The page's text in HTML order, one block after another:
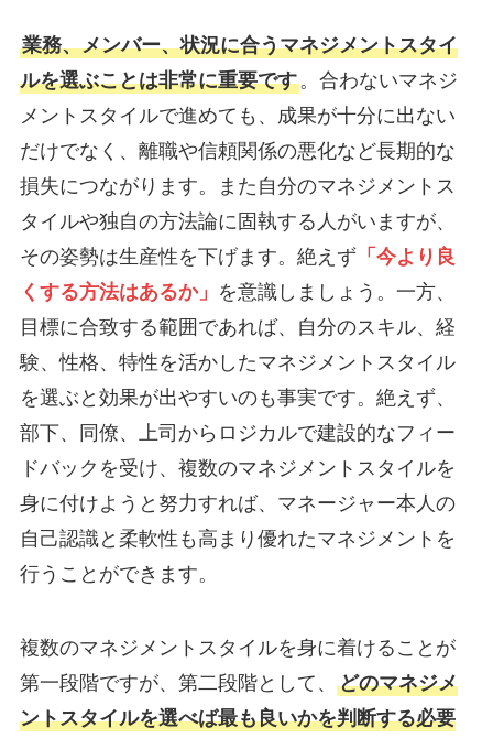
業務、メンバー、状況に合うマネジメントスタイ
ルを選ぶことは非常に重要です。合わないマネジ
メントスタイルで進めても、成果が十分に出ない
だけでなく、離職や信頼関係の悪化など長期的な
損失につながります。また自分のマネジメントス
タイルや独自の方法論に固執する人がいますが、
その姿勢は生産性を下げます。絶えず「今より良
くする方法はあるか」 を意識しましょう。一方、
目標に合致する範囲であれば、自分のスキル、経
験、性格、特性を活かしたマネジメントスタイル
を選ぶと効果が出やすいのも事実です。絶えず、
部下、同僚、上司からロジカルで建設的なフィー
ドバックを受け、複数のマネジメントスタイルを
身に付けようと努力すれば、マネージャー本人の
自己認識と柔軟性も高まり優れたマネジメントを
行うことができます。
複数のマネジメントスタイルを身に着けることが
第一段階ですが、第二段階として、 どのマネジメ
ントスタイルを選べば最も良いかを判断する必要